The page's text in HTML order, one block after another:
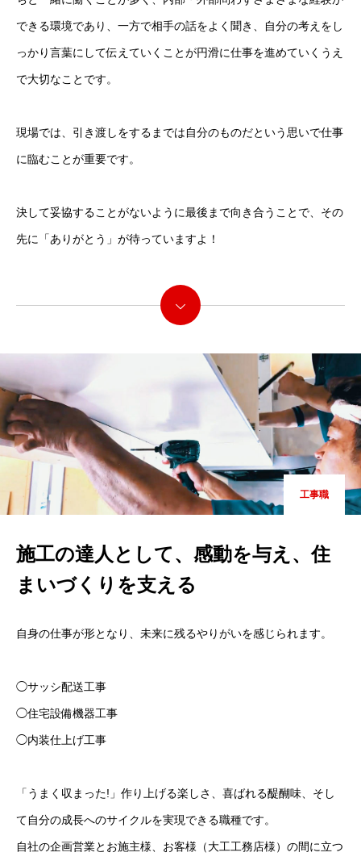
トップ
仕事を知る
できる環境であり、一方で相手の話をよく聞き、自分の考えをし
っかり言葉にして伝えていくことが円滑に仕事を進めていくうえ
で大切なことです。
現場では、引き渡しをするまでは自分のものだという思いで仕事
に臨むことが重要です。
決して妥協することがないように最後まで向き合うことで、その
先に「ありがとう」が待っていますよ！
続きを読む
工事職
施工の達人として、感動を与え、住
まいづくりを支える
自身の仕事が形となり、未来に残るやりがいを感じられます。
◯サッシ配送工事
◯住宅設備機器工事
◯内装仕上げ工事
「うまく収まった!」作り上げる楽しさ、喜ばれる醍醐味、そし
て自分の成⻑へのサイクルを実現できる職種です。
自社の企画営業とお施主様、お客様（大工工務店様）の間に立つ